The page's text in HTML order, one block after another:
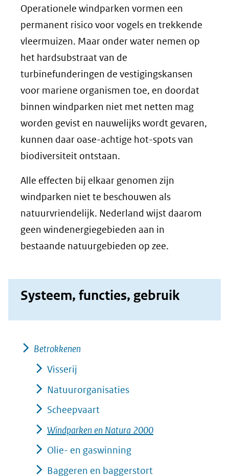
Operationele windparken vormen een
permanent risico voor vogels en trekkende
vleermuizen. Maar onder water nemen op
het hardsubstraat van de
turbinefunderingen de vestigingskansen
voor mariene organismen toe, en doordat
binnen windparken niet met netten mag
worden gevist en nauwelijks wordt gevaren,
kunnen daar oase-achtige hot-spots van
biodiversiteit ontstaan.
Alle effecten bij elkaar genomen zijn
windparken niet te beschouwen als
natuurvriendelijk. Nederland wijst daarom
geen windenergiegebieden aan in
bestaande natuurgebieden op zee.
Systeem, functies, gebruik
Betrokkenen
Visserij
Natuurorganisaties
Scheepvaart
Windparken en Natura 2000
Olie- en gaswinning
Baggeren en baggerstort